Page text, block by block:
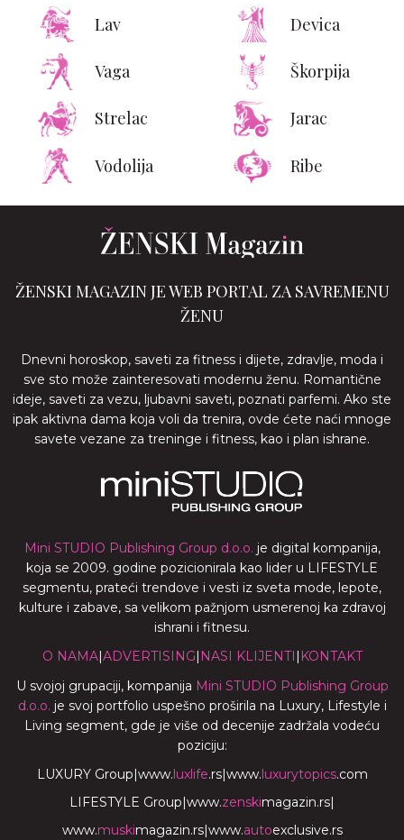
Lav Devica
Vaga Škorpija
Strelac Jarac
Vodolija Ribe
ŽENSKI MAGAZIN JE WEB PORTAL ZA SAVREMENU
ŽENU
Dnevni horoskop, saveti za fitness i dijete, zdravlje, moda i
sve sto može zainteresovati modernu ženu. Romantične
ideje, saveti za vezu, ljubavni saveti, poznati parfemi. Ako ste
ipak aktivna dama koja voli da trenira, ovde ćete naći mnoge
savete vezane za treninge i fitness, kao i plan ishrane.
Mini STUDIO Publishing Group d.o.o. je digital kompanija,
koja se 2009. godine pozicionirala kao lider u LIFESTYLE
segmentu, prateći trendove i vesti iz sveta mode, lepote,
kulture i zabave, sa velikom pažnjom usmerenoj ka zdravoj
ishrani i fitnesu.
O NAMA|ADVERTISING| NASI KLIJENTI | KONTAKT
U svojoj grupaciji, kompanija Mini STUDIO Publishing Group
d.o.o. je svoj portfolio uspešno proširila na Luxury, Lifestyle i
Living segment, gde je više od decenije zadržala vodeću
poziciju:
LUXURY Group|www.luxlife.rs|www.luxurytopics.com
LIFESTYLE Group|www.zenskimagazin.rs|
www.muskimagazin.rs|www.autoexclusive.rs